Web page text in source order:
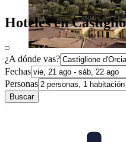
Hoteles en
¿A dónde vas?
Fechas
Personas
Buscar